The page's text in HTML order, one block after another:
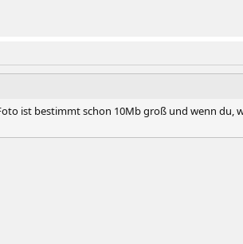
ist bestimmt schon 10Mb groß und wenn du,